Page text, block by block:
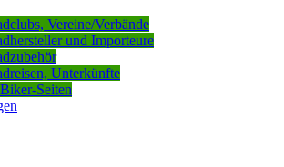
Vereine/Verbände
und Importeure
Unterkünfte
Seiten